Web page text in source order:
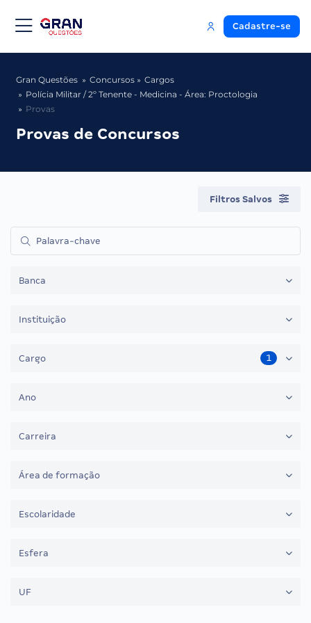
Cadastre-se
Gran Questões Concursos
Cargos
Polícia Militar / 2º Tenente - Medicina - Área: Proctologia
Provas
Provas de Concursos
Filtros Salvos
Banca
Instituição
Cargo 1
Ano
Carreira
Área de formação
Escolaridade
Esfera
UF